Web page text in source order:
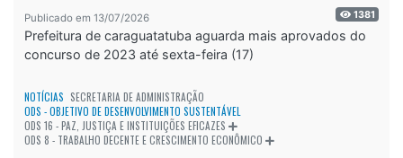
Publicado em 13/07/2026 1381
Prefeitura de caraguatatuba aguarda mais aprovados do
concurso de 2023 até sexta-feira (17)
NOTÍCIAS SECRETARIA DE ADMINISTRAÇÃO
ODS - OBJETIVO DE DESENVOLVIMENTO SUSTENTÁVEL
ODS 16 - PAZ, JUSTIÇA E INSTITUIÇÕES EFICAZES
ODS 8 - TRABALHO DECENTE E CRESCIMENTO ECONÔMICO